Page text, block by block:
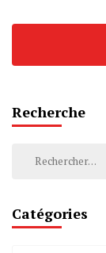
Recherche
Rechercher :
Catégories